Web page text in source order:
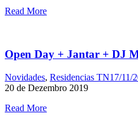
Read More
Open Day + Jantar + DJ
Novidades, Residencias TN17/11/
20 de Dezembro 2019
Read More